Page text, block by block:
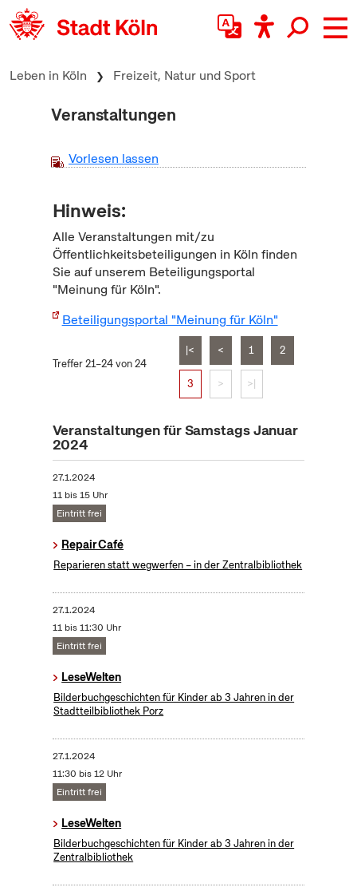
zum Inhalt springen
Leben in Köln Freizeit, Natur und Sport
Veranstaltungen
Vorlesen lassen
Hinweis:
Alle Veranstaltungen mit/zu
Öffentlichkeitsbeteiligungen in Köln finden
Sie auf unserem Beteiligungsportal
"Meinung für Köln".
Beteiligungsportal "Meinung für Köln"
Treffer 21–24 von 24
|< < 1 2
3 > >|
Veranstaltungen für Samstags Januar
2024
27.1.2024
11 bis 15 Uhr
Eintritt frei
Repair Café
Reparieren statt wegwerfen – in der Zentralbibliothek
27.1.2024
11 bis 11:30 Uhr
Eintritt frei
LeseWelten
Bilderbuchgeschichten für Kinder ab 3 Jahren in der
Stadtteilbibliothek Porz
27.1.2024
11:30 bis 12 Uhr
Eintritt frei
LeseWelten
Bilderbuchgeschichten für Kinder ab 3 Jahren in der
Zentralbibliothek